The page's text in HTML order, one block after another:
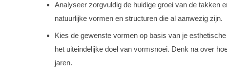
Analyseer zorgvuldig de huidige groei van de takken
natuurlijke vormen en structuren die al aanwezig zijn.
Kies de gewenste vormen op basis van je
het uiteindelijke doel van vormsnoei. Denk na over
jaren.